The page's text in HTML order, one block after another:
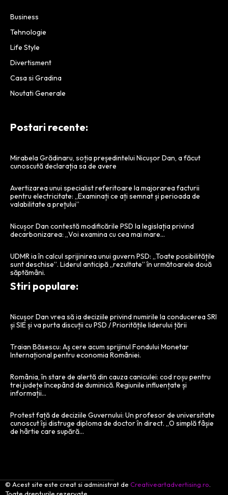
Business
Tehnologie
Life Style
Divertisment
Casa si Gradina
Noutati Generale
Postari recente:
Mirabela Grădinaru, soția președintelui Nicușor Dan, a făcut
cunoscută declarația sa de avere
Avertizarea unui specialist referitoare la majorarea facturii
pentru electricitate: „Examinați ce ați semnat și perioada de
valabilitate a prețului”
Nicușor Dan contestă modificările PSD la legislația privind
decarbonizarea: „Voi examina cu cea mai mare…
UDMR ia în calcul sprijinirea unui guvern PSD: „Toate posibilitățile
sunt deschise”. Liderul anticipă „rezultate” în următoarele două
săptămâni.
Stiri populare:
Nicușor Dan vrea să ia deciziile privind numirile la conducerea SRI
și SIE și va purta discuții cu PSD / Prioritățile liderului țării
Traian Băsescu: Aș cere acum sprijinul Fondului Monetar
Internațional pentru economia României.
România, în stare de alertă din cauza caniculei: cod roșu pentru
trei județe începând de duminică. Regiunile influențate și
informații…
Protest față de deciziile Guvernului: Un profesor de universitate
cunoscut își distruge diploma de doctor în direct. „O simplă fâșie
de hârtie care supără...
© Acest site este creat si administrat de Creativeartadvertising.ro.